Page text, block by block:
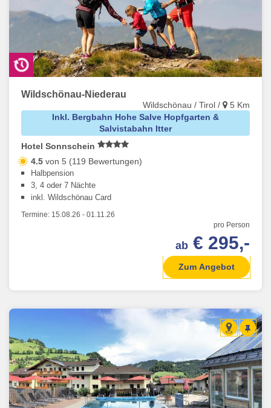
Wildschönau-Niederau
Wildschönau / Tirol /
5 Km
Inkl. Bergbahn Hohe Salve Hopfgarten &
Salvistabahn Itter
Hotel Sonnschein
4.5 von 5 (119 Bewertungen)
Halbpension
3, 4 oder 7 Nächte
inkl. Wildschönau Card
Termine: 15.08.26 - 01.11.26
pro Person
ab € 295,-
Zum Angebot